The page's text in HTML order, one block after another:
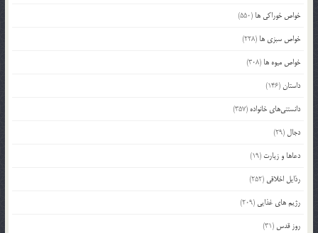
خواص خوراکی ها (550)
خواص سبزی ها (228)
خواص میوه ها (308)
داستان(146)
دانستنی‌های خانواده (357)
دجال (29)
دعاها و زیارت (19)
رذایل اخلاقی (252)
رژیم های غذایی (209)
روز قدس (31)